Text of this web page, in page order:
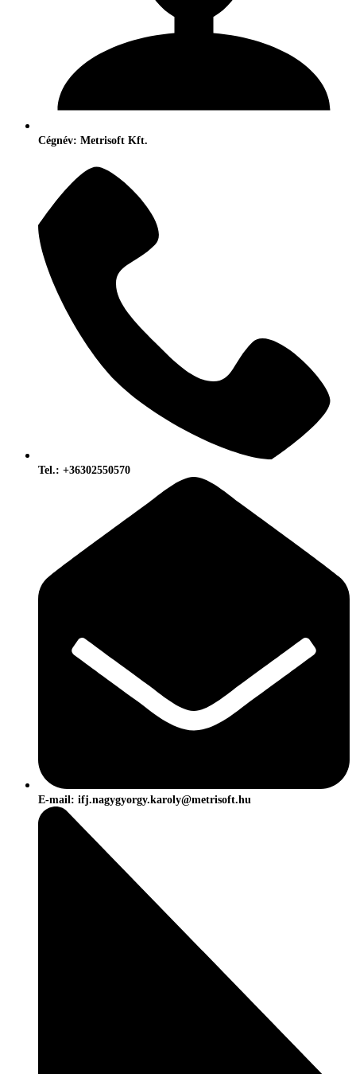
Cégnév: Metrisoft Kft.
Tel.: +36302550570
E-mail: ifj.nagygyorgy.karoly@metrisoft.hu